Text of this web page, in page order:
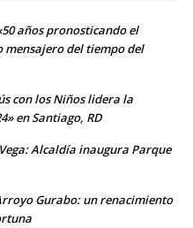
años pronosticando el
mensajero del tiempo del
con los Niños lidera la
en Santiago, RD
Alcaldía inaugura Parque
Gurabo: un renacimiento